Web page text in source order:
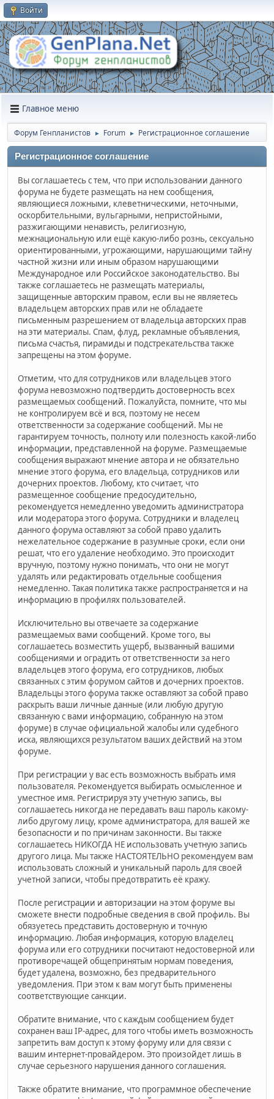
Войти
Главное меню
Форум Генпланистов ► Forum ► Регистрационное соглашение
Регистрационное соглашение
Вы соглашаетесь с тем, что при использовании данного
форума не будете размещать на нем сообщения,
являющиеся ложными, клеветническими, неточными,
оскорбительными, вульгарными, непристойными,
разжигающими ненависть, религиозную,
межнациональную или ещё какую-либо рознь, сексуально
ориентированными, угрожающими, нарушающими тайну
частной жизни или иным образом нарушающими
Международное или Российское законодательство. Вы
также соглашаетесь не размещать материалы,
защищенные авторским правом, если вы не являетесь
владельцем авторских прав или не обладаете
письменным разрешением от владельца авторских прав
на эти материалы. Спам, флуд, рекламные объявления,
письма счастья, пирамиды и подстрекательства также
запрещены на этом форуме.
Отметим, что для сотрудников или владельцев этого
форума невозможно подтвердить достоверность всех
размещаемых сообщений. Пожалуйста, помните, что мы
не контролируем всё и вся, поэтому не несем
ответственности за содержание сообщений. Мы не
гарантируем точность, полноту или полезность какой-либо
информации, представленной на форуме. Размещаемые
сообщения выражают мнение автора и не обязательно
мнение этого форума, его владельца, сотрудников или
дочерних проектов. Любому, кто считает, что
размещенное сообщение предосудительно,
рекомендуется немедленно уведомить администратора
или модератора этого форума. Сотрудники и владелец
данного форума оставляют за собой право удалить
нежелательное содержание в разумные сроки, если они
решат, что его удаление необходимо. Это происходит
вручную, поэтому нужно понимать, что они не могут
удалять или редактировать отдельные сообщения
немедленно. Такая политика также распространяется и на
информацию в профилях пользователей.
Исключительно вы отвечаете за содержание
размещаемых вами сообщений. Кроме того, вы
соглашаетесь возместить ущерб, вызванный вашими
сообщениями и оградить от ответственности за него
владельцев этого форума, его сотрудников, любых
связанных с этим форумом сайтов и дочерних проектов.
Владельцы этого форума также оставляют за собой право
раскрыть ваши личные данные (или любую другую
связанную с вами информацию, собранную на этом
форуме) в случае официальной жалобы или судебного
иска, являющихся результатом ваших действий на этом
форуме.
При регистрации у вас есть возможность выбрать имя
пользователя. Рекомендуется выбирать осмысленное и
уместное имя. Регистрируя эту учетную запись, вы
соглашаетесь никогда не передавать ваш пароль какому-
либо другому лицу, кроме администратора, для вашей же
безопасности и по причинам законности. Вы также
соглашаетесь НИКОГДА НЕ использовать учетную запись
другого лица. Мы также НАСТОЯТЕЛЬНО рекомендуем вам
использовать сложный и уникальный пароль для своей
учетной записи, чтобы предотвратить её кражу.
После регистрации и авторизации на этом форуме вы
сможете внести подробные сведения в свой профиль. Вы
обязуетесь представить достоверную и точную
информацию. Любая информация, которую владелец
форума или его сотрудники посчитают недостоверной или
противоречащей общепринятым нормам поведения,
будет удалена, возможно, без предварительного
уведомления. При этом к вам могут быть применены
соответствующие санкции.
Обратите внимание, что с каждым сообщением будет
сохранен ваш IP-адрес, для того чтобы иметь возможность
запретить вам доступ к этому форуму или для связи с
вашим интернет-провайдером. Это произойдет лишь в
случае серьезного нарушения данного соглашения.
Также обратите внимание, что программное обеспечение